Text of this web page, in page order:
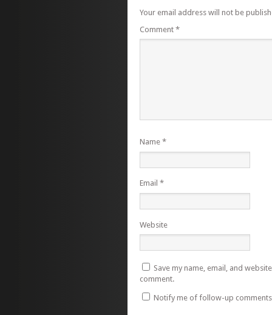
Your email address will not be
Comment *
Name *
Email *
Website
Save my name, email, and
comment.
Notify me of follow-up